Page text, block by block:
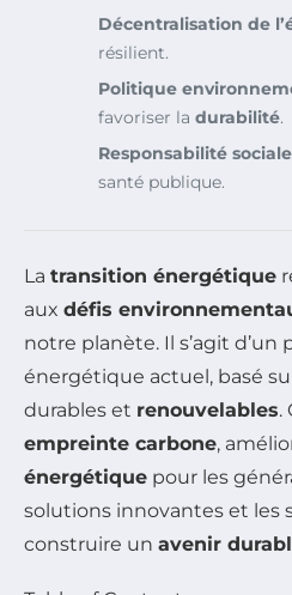
Décentralisation de
résilient.
Politique
favoriser la durabilité.
Responsabilité sociale
santé publique.
La transition énergétique
aux défis
notre planète. Il s’agit
énergétique actuel, basé
durables et renouvelables.
empreinte carbone,
énergétique pour les
solutions innovantes et
construire un avenir